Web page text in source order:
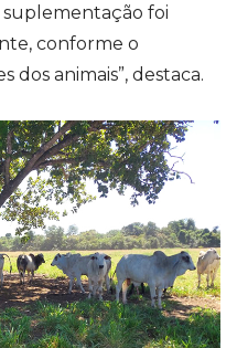
foi
conforme o
dos animais”, destaca.